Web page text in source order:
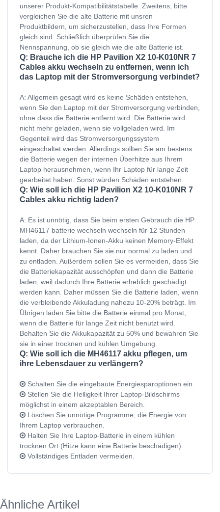
unserer Produkt-Kompatibilitätstabelle. Zweitens, bitte
vergleichen Sie die alte Batterie mit unsren
Produktbildern, um sicherzustellen, dass Ihre Formen
gleich sind. Schließlich überprüfen Sie die
Nennspannung, ob sie gleich wie die alte Batterie ist.
Q: Brauche ich die HP Pavilion X2 10-K010NR 7
Cables akku wechseln zu entfernen, wenn ich
das Laptop mit der Stromversorgung verbindet?
A: Allgemein gesagt wird es keine Schäden entstehen,
wenn Sie den Laptop mit der Stromversorgung verbinden,
ohne dass die Batterie entfernt wird. Die Batterie wird
nicht mehr geladen, wenn sie vollgeladen wird. Im
Gegenteil wird das Stromversorgungssystem
eingeschaltet werden. Allerdings sollten Sie am bestens
die Batterie wegen der internen Überhitze aus Ihrem
Laptop herausnehmen, wenn Ihr Laptop für lange Zeit
gearbeitet haben. Sonst würden Schäden entstehen.
Q: Wie soll ich die HP Pavilion X2 10-K010NR 7
Cables akku richtig laden?
A: Es ist unnötig, dass Sie beim ersten Gebrauch die HP
MH46117 batterie wechseln wechseln für 12 Stunden
laden, da der Lithium-Ionen-Akku keinen Memory-Effekt
kennt. Daher brauchen Sie sie nur normal zu laden und
zu entladen. Außerdem sollen Sie es vermeiden, dass Sie
die Batteriekapazität ausschöpfen und dann die Batterie
laden, weil dadurch Ihre Batterie erheblich geschädigt
werden kann. Daher müssen Sie die Batterie laden, wenn
die verbleibende Akkuladung nahezu 10-20% beträgt. Im
Übrigen laden Sie bitte die Batterie einmal pro Monat,
wenn die Batterie für lange Zeit nicht benutzt wird.
Behalten Sie die Akkukapazität zu 50% und bewahren Sie
sie in einer trocknen und kühlen Umgebung.
Q: Wie soll ich die MH46117 akku pflegen, um
ihre Lebensdauer zu verlängern?
Schalten Sie die eingebaute Energiesparoptionen ein.
Stellen Sie die Helligkeit Ihrer Laptop-Bildschirms
möglichst in einem akzeptablen Bereich.
Löschen Sie unnötige Programme, die Energie von
Ihrem Laptop verbrauchen.
Halten Sie Ihre Laptop-Batterie in einem kühlen
trocknen Ort (Hitze kann eine Batterie beschädigen).
Vollständiges Entladen vermeiden.
Ähnliche Artikel